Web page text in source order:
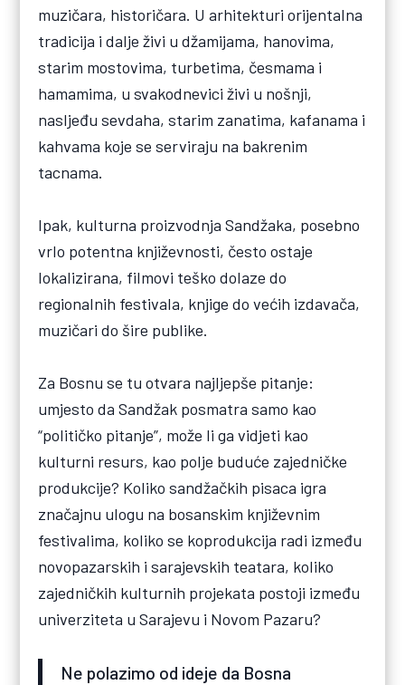
muzičara, historičara. U arhitekturi orijentalna
tradicija i dalje živi u džamijama, hanovima,
starim mostovima, turbetima, česmama i
hamamima, u svakodnevici živi u nošnji,
nasljeđu sevdaha, starim zanatima, kafanama i
kahvama koje se serviraju na bakrenim
tacnama.
Ipak, kulturna proizvodnja Sandžaka, posebno
vrlo potentna književnosti, često ostaje
lokalizirana, filmovi teško dolaze do
regionalnih festivala, knjige do većih izdavača,
muzičari do šire publike.
Za Bosnu se tu otvara najljepše pitanje:
umjesto da Sandžak posmatra samo kao
“političko pitanje”, može li ga vidjeti kao
kulturni resurs, kao polje buduće zajedničke
produkcije? Koliko sandžačkih pisaca igra
značajnu ulogu na bosanskim književnim
festivalima, koliko se koprodukcija radi između
novopazarskih i sarajevskih teatara, koliko
zajedničkih kulturnih projekata postoji između
univerziteta u Sarajevu i Novom Pazaru?
Ne polazimo od ideje da Bosna